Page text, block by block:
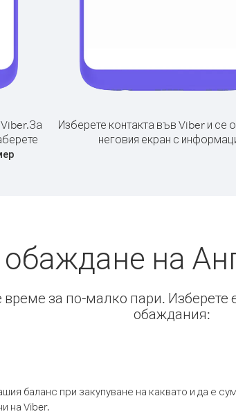
За
Изберете контакта във Viber и се
неговия екран с
на
за по-малко пари.
обаждания:
баланс при закупуване на каквато и да е
на Viber.